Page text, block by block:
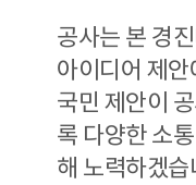
공사는 본 경
아이디어 제
국민 제안이
록 다양한 소
해 노력하겠습